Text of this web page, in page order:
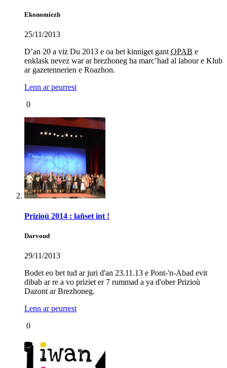
Ekonomiezh
25/11/2013
D’an 20 a viz Du 2013 e oa bet kinniget gantOPAB e
enklask nevez war ar brezhoneg ha marc’had al labour e Klub
ar gazetennerien e Roazhon.
Lenn ar peurrest
0
Prizioù 2014 : lañset int !
Darvoud
29/11/2013
Bodet eo bet tud ar juri d'an 23.11.13 e Pont-'n-Abad evit
dibab ar re a vo priziet er 7 rummad a ya d'ober Prizioù
Dazont ar Brezhoneg.
Lenn ar peurrest
0